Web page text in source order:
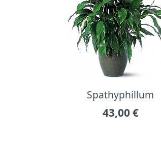
Spathyphillum
43,00 €